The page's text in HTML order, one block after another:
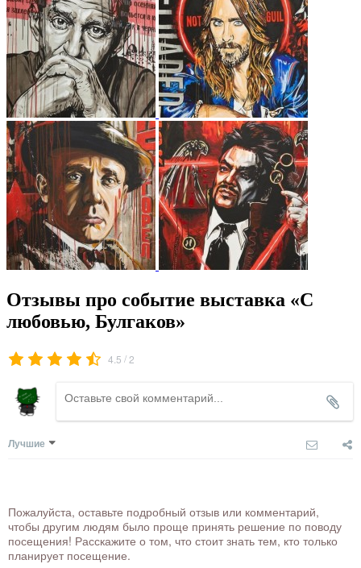
Отзывы про событие выставка «С
любовью, Булгаков»
4.5 /2
Лучшие
Пожалуйста, оставьте подробный отзыв или комментарий,
чтобы другим людям было проще принять решение по поводу
посещения! Расскажите о том, что стоит знать тем, кто только
планирует посещение.